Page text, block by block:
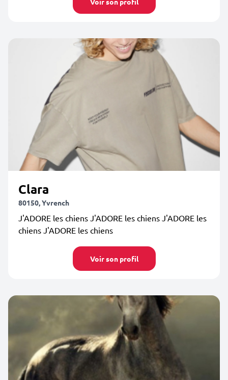
Clara
80150, Yvrench
J'ADORE les chiens J'ADORE les chiens J'ADORE les
chiens J'ADORE les chiens
Voir son profil